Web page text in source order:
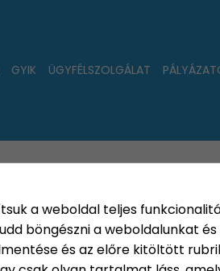
a weboldal teljes
böngészni a weboldalunkat
és az előre kitöltött
GYIK ÜGYFÉLSZOLGÁLAT